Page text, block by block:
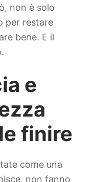
non è solo
per restare
bene. E il
e
finire
come una
non fanno